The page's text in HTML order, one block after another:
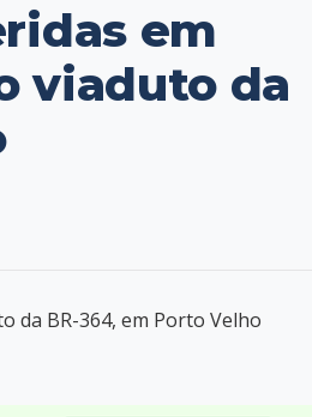
em
viaduto da